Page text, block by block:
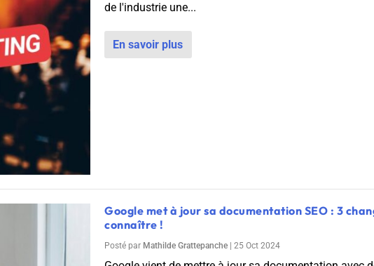
de l'industrie une...
En savoir plus
Google met à jour sa documentation SEO : 3
connaître !
Posté par Mathilde Grattepanche 25 Oct 2024